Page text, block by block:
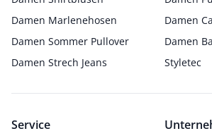
Damen Marlenehosen
Damen
Damen Sommer Pullover
Damen
Damen Strech Jeans
Styletec
Service